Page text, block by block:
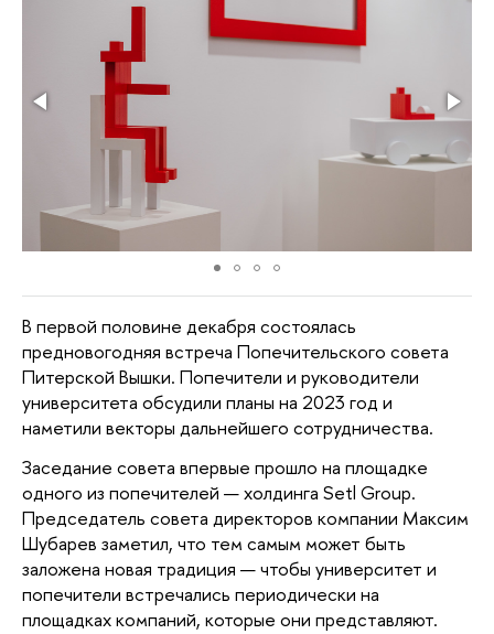
В первой половине декабря состоялась
предновогодняя встреча Попечительского совета
Питерской Вышки. Попечители и руководители
университета обсудили планы на 2023 год и
наметили векторы дальнейшего сотрудничества.
Заседание совета впервые прошло на площадке
одного из попечителей — холдинга Setl Group.
Председатель совета директоров компании Максим
Шубарев заметил, что тем самым может быть
заложена новая традиция — чтобы университет и
попечители встречались периодически на
площадках компаний, которые они представляют.